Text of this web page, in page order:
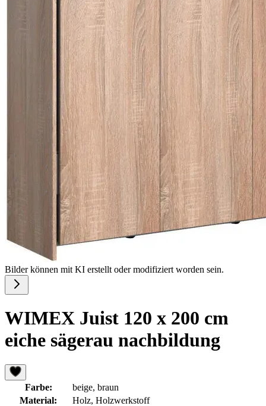
Bilder können mit KI erstellt oder modifiziert worden sein.
WIMEX Juist 120 x 200 cm
eiche sägerau nachbildung
Farbe:
beige, braun
Material:
Holz, Holzwerkstoff